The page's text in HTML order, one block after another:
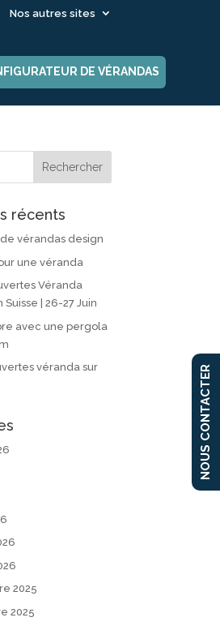
Nos autres sites
DE VÉRANDAS
récents
vérandas design
une véranda
Véranda
Suisse | 26-27 Juin
avec une pergola
véranda sur
2025
2025
NOUS CONTACTER